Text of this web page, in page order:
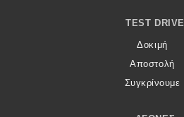
TEST DRIVE
Δοκιμή
Αποστολή
Συγκρίνουμε